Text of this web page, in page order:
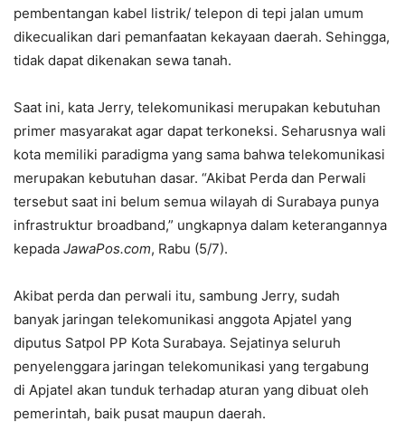
pembentangan kabel listrik/ telepon di tepi jalan umum
dikecualikan dari pemanfaatan kekayaan daerah. Sehingga,
tidak dapat dikenakan sewa tanah.
Saat ini, kata Jerry, telekomunikasi merupakan kebutuhan
primer masyarakat agar dapat terkoneksi. Seharusnya wali
kota memiliki paradigma yang sama bahwa telekomunikasi
merupakan kebutuhan dasar. “Akibat Perda dan Perwali
tersebut saat ini belum semua wilayah di Surabaya punya
infrastruktur broadband,” ungkapnya dalam keterangannya
kepada JawaPos.com, Rabu (5/7).
Akibat perda dan perwali itu, sambung Jerry, sudah
banyak jaringan telekomunikasi anggota Apjatel yang
diputus Satpol PP Kota Surabaya. Sejatinya seluruh
penyelenggara jaringan telekomunikasi yang tergabung
di Apjatel akan tunduk terhadap aturan yang dibuat oleh
pemerintah, baik pusat maupun daerah.